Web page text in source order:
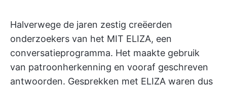
Halverwege de jaren zestig creëerden
onderzoekers van het MIT ELIZA, een
conversatieprogramma. Het maakte gebruik
van patroonherkenning en vooraf geschreven
antwoorden. Gesprekken met ELIZA waren dus